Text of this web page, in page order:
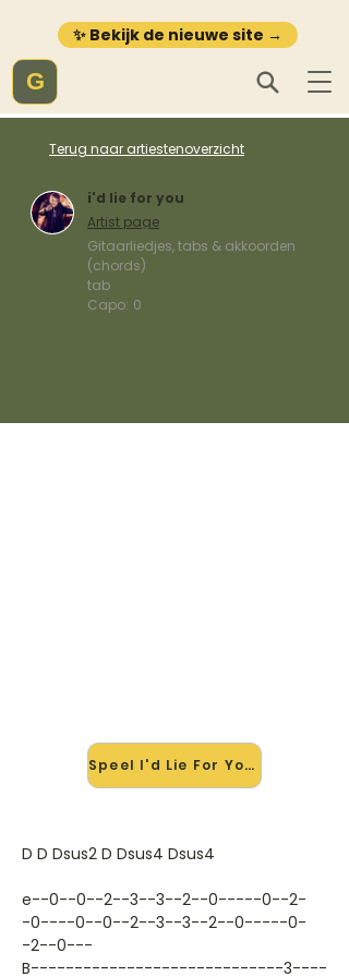
✨ Bekijk de nieuwe site →
G
Terug naar artiestenoverzicht
i'd lie for you
Artist page
Gitaarliedjes, tabs & akkoorden
(chords)
tab
Capo: 0
Speel I'd Lie For You mee →
D D Dsus2 D Dsus4 Dsus4
e--0--0--2--3--3--2--0-----0--2-
-0----0--0--2--3--3--2--0-----0-
-2--0---
B-----------------------------3----